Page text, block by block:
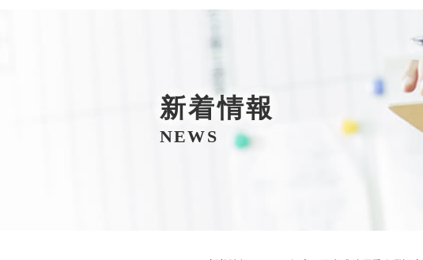
新着情報
NEWS